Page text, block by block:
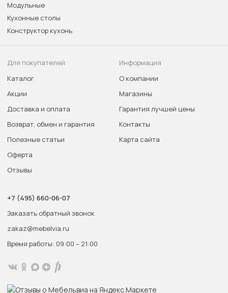
Модульные
Кухонные столы
Конструктор кухонь
Для покупателей
Каталог
Акции
Доставка и оплата
Возврат, обмен и гарантия
Полезные статьи
Оферта
Отзывы
Информация
О компании
Магазины
Гарантия лучшей цены
Контакты
Карта сайта
+7 (495) 660-06-07
Заказать обратный звонок
zakaz@mebelvia.ru
Время работы: 09:00 – 21:00